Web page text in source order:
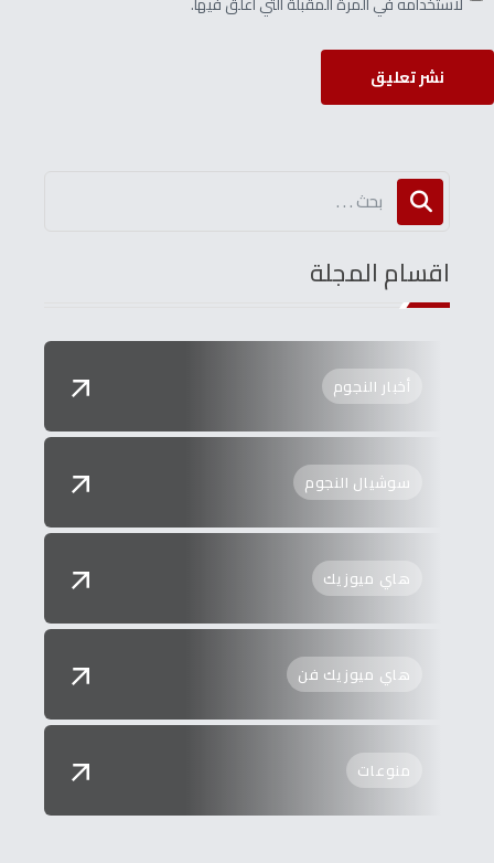
نشر تعليق
اقسام المجلة
أخبار النجوم
سوشيال النجوم
هاي ميوزيك
هاي ميوزيك فن
منوعات